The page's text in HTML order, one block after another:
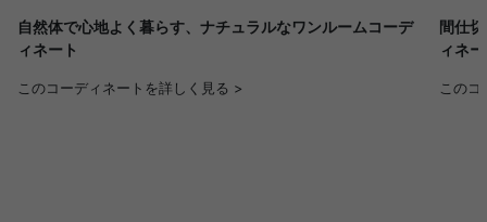
自然体で心地よく暮らす、ナチュラルなワンルームコーデ
ィネート
このコーディネートを詳しく見る >
間仕
ィネ
この